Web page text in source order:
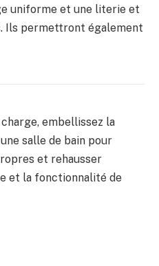
uniforme et une literie et
Ils permettront également
embellissez la
salle de bain pour
et rehausser
et la fonctionnalité de